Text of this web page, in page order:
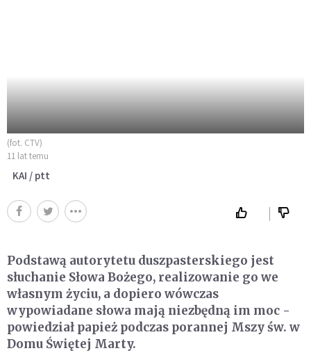
(fot. CTV)
11 lat temu
KAI / ptt
Podstawą autorytetu duszpasterskiego jest
słuchanie Słowa Bożego, realizowanie go we
własnym życiu, a dopiero wówczas
wypowiadane słowa mają niezbędną im moc -
powiedział papież podczas porannej Mszy św. w
Domu Świętej Marty.